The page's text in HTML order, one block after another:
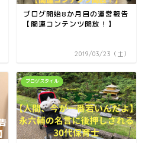
ブログ開始8か月目の運営報告
【関連コンテンツ開放！】
2019/03/23（土）
ブログスタイル